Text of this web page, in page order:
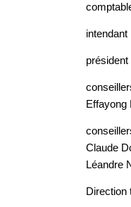
Effayong
Claude
Léandre
Direction